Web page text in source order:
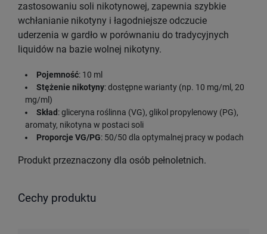
zastosowaniu soli nikotynowej, zapewnia szybkie
wchłanianie nikotyny i łagodniejsze odczucie
uderzenia w gardło w porównaniu do tradycyjnych
liquidów na bazie wolnej nikotyny.
Pojemność: 10 ml
Stężenie nikotyny: dostępne warianty (np. 10 mg/ml, 20
mg/ml)
Skład : gliceryna roślinna (VG), glikol propylenowy (PG),
aromaty, nikotyna w postaci soli
Proporcje VG/PG: 50/50 dla optymalnej pracy w podach
Produkt przeznaczony dla osób pełnoletnich.
Cechy produktu